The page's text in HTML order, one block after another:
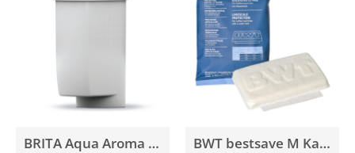
BRITA Aqua Aroma Crema Filterkartusche BWT bestsave M Kalk­schutz Pad